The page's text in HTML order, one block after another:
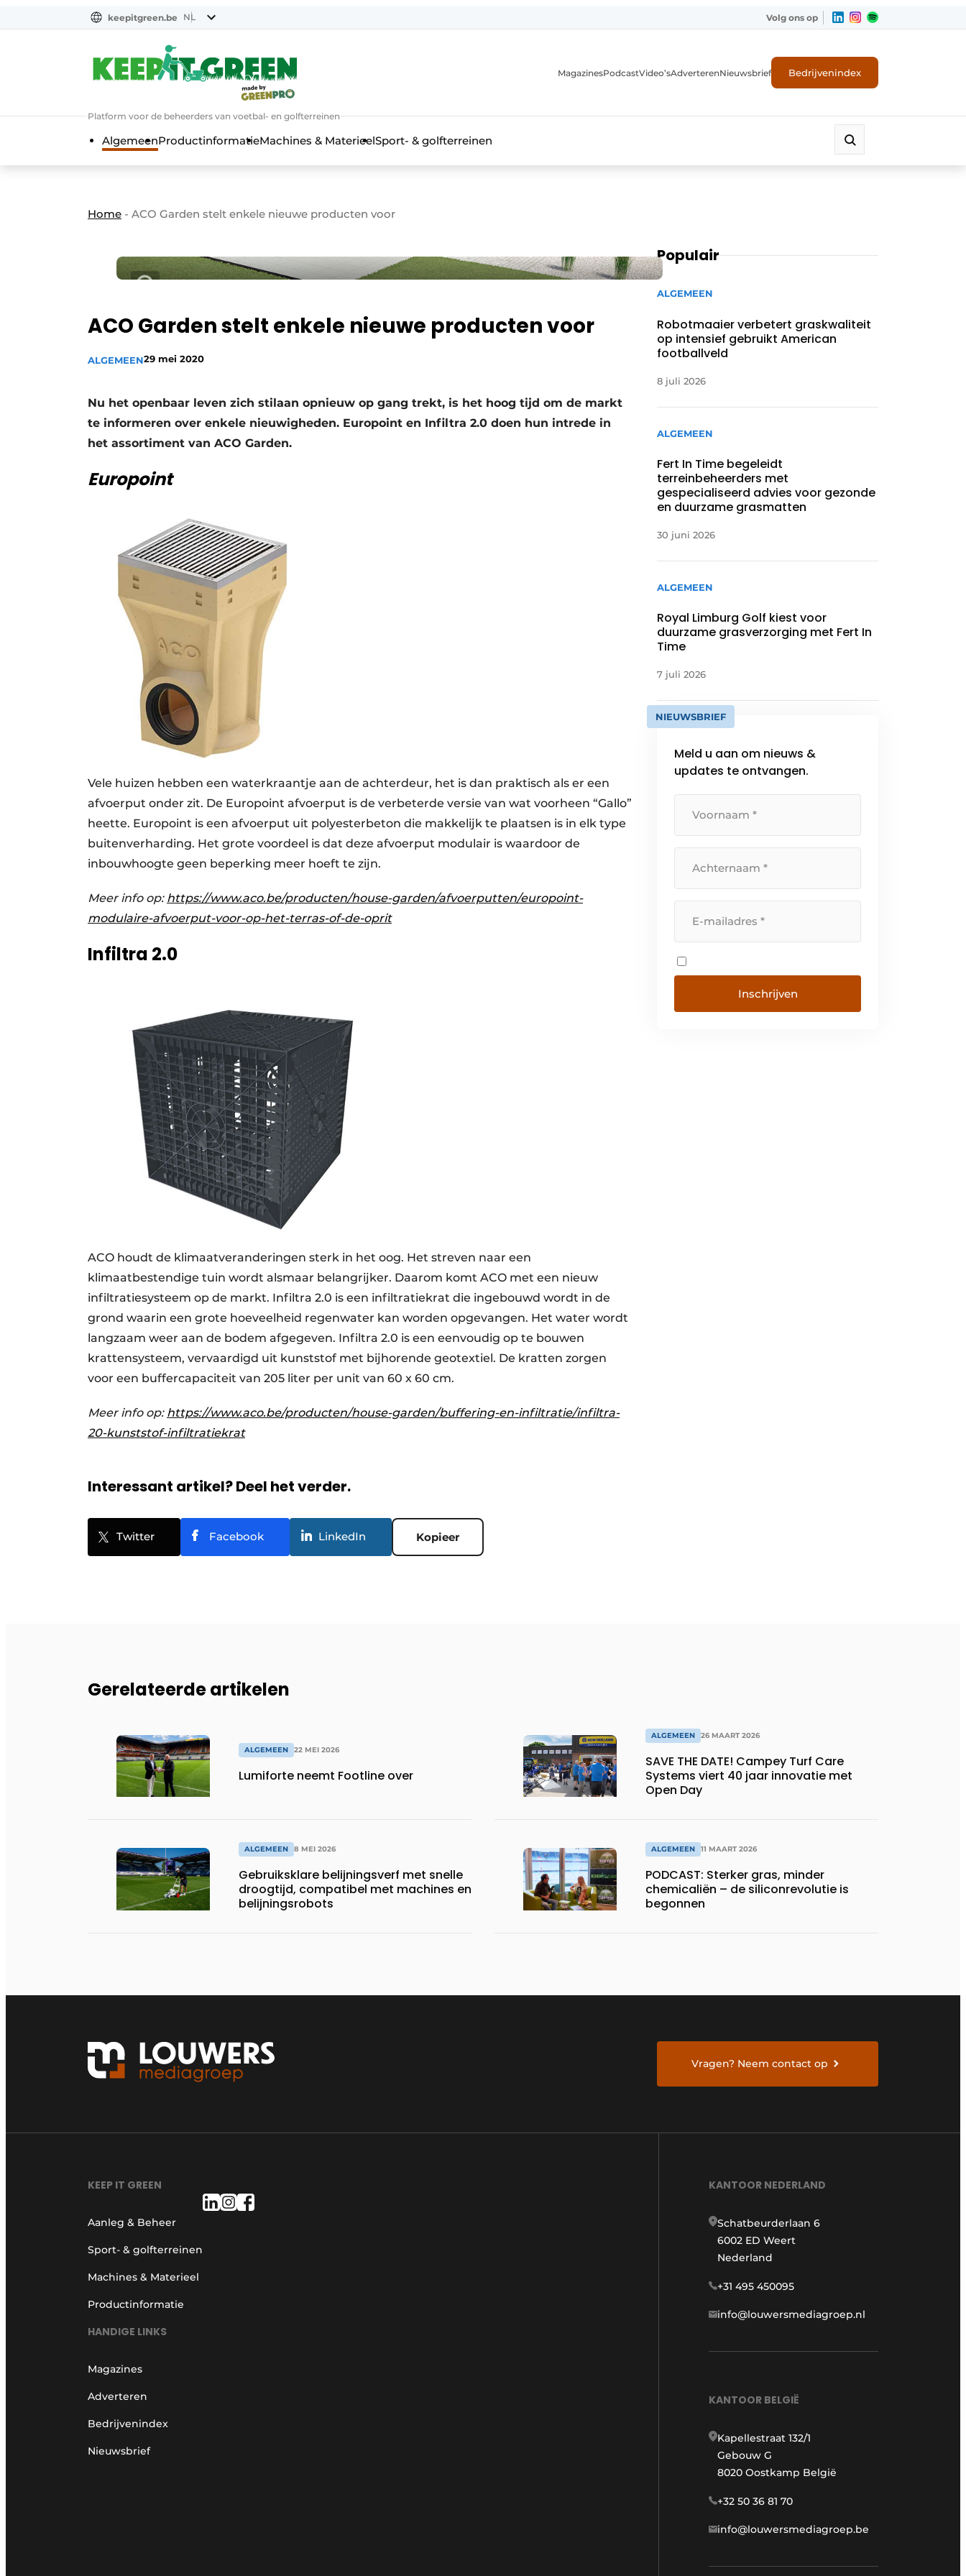
keepitgreen.be NL Volg ons op
Platform voor de beheerders van voetbal- en golfterreinen
MagazinesPodcastVideo’sAdverterenNieuwsbrief Bedrijvenindex
AlgemeenProductinformatieMachines & MaterieelSport- & golfterreinen
Home - ACO Garden stelt enkele nieuwe producten voor
ACO Garden stelt enkele nieuwe producten voor
ALGEMEEN29 mei 2020
Nu het openbaar leven zich stilaan opnieuw op gang trekt, is het hoog tijd om de markt
te informeren over enkele nieuwigheden. Europoint en Infiltra 2.0 doen hun intrede in
het assortiment van ACO Garden.
Europoint
Vele huizen hebben een waterkraantje aan de achterdeur, het is dan praktisch als er een
afvoerput onder zit. De Europoint afvoerput is de verbeterde versie van wat voorheen “Gallo”
heette. Europoint is een afvoerput uit polyesterbeton die makkelijk te plaatsen is in elk type
buitenverharding. Het grote voordeel is dat deze afvoerput modulair is waardoor de
inbouwhoogte geen beperking meer hoeft te zijn.
Meer info op: https://www.aco.be/producten/house-garden/afvoerputten/europoint-
modulaire-afvoerput-voor-op-het-terras-of-de-oprit
Infiltra 2.0
ACO houdt de klimaatveranderingen sterk in het oog. Het streven naar een
klimaatbestendige tuin wordt alsmaar belangrijker. Daarom komt ACO met een nieuw
infiltratiesysteem op de markt. Infiltra 2.0 is een infiltratiekrat die ingebouwd wordt in de
grond waarin een grote hoeveelheid regenwater kan worden opgevangen. Het water wordt
langzaam weer aan de bodem afgegeven. Infiltra 2.0 is een eenvoudig op te bouwen
krattensysteem, vervaardigd uit kunststof met bijhorende geotextiel. De kratten zorgen
voor een buffercapaciteit van 205 liter per unit van 60 x 60 cm.
Meer info op: https://www.aco.be/producten/house-garden/buffering-en-infiltratie/infiltra-
20-kunststof-infiltratiekrat
Interessant artikel? Deel het verder.
Twitter Facebook LinkedIn Kopieer
Populair
ALGEMEEN
Robotmaaier verbetert graskwaliteit
op intensief gebruikt American
footballveld
8 juli 2026
ALGEMEEN
Fert In Time begeleidt
terreinbeheerders met
gespecialiseerd advies voor gezonde
en duurzame grasmatten
30 juni 2026
ALGEMEEN
Royal Limburg Golf kiest voor
duurzame grasverzorging met Fert In
Time
7 juli 2026
NIEUWSBRIEF
Meld u aan om nieuws &
updates te ontvangen.
Gerelateerde artikelen
ALGEMEEN 22 MEI 2026
Lumiforte neemt Footline over
ALGEMEEN 8 MEI 2026
Gebruiksklare belijningsverf met snelle
droogtijd, compatibel met machines en
belijningsrobots
ALGEMEEN 26 MAART 2026
SAVE THE DATE! Campey Turf Care
Systems viert 40 jaar innovatie met
Open Day
ALGEMEEN 11 MAART 2026
PODCAST: Sterker gras, minder
chemicaliën – de siliconrevolutie is
begonnen
Vragen? Neem contact op
KEEP IT GREEN
Aanleg & Beheer
Sport- & golfterreinen
Machines & Materieel
Productinformatie
HANDIGE LINKS
Magazines
Adverteren
Bedrijvenindex
Nieuwsbrief
KANTOOR NEDERLAND
Schatbeurderlaan 6
6002 ED Weert
Nederland
+31 495 450095
info@louwersmediagroep.nl
KANTOOR BELGIË
Kapellestraat 132/1
Gebouw G
8020 Oostkamp België
+32 50 36 81 70
info@louwersmediagroep.be